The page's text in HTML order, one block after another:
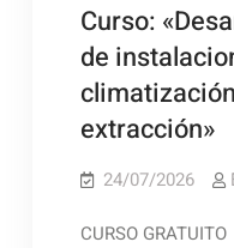
Curso:
de
extracción»
24/07/2026
CURSO